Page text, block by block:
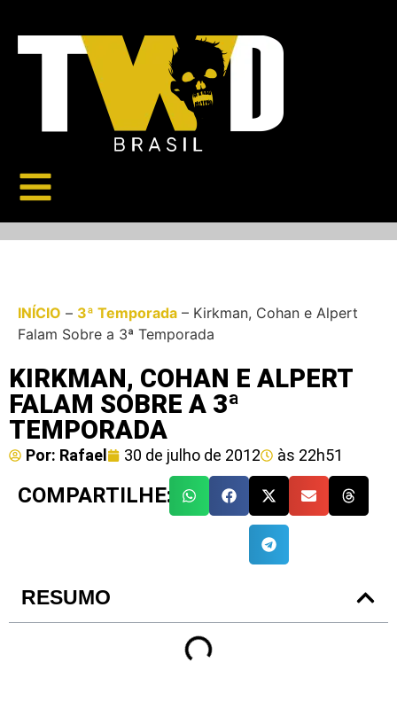
INÍCIO – 3ª Temporada – Kirkman, Cohan e Alpert
Falam Sobre a 3ª Temporada
KIRKMAN, COHAN E ALPERT
FALAM SOBRE A 3ª
TEMPORADA
Por: Rafael 30 de julho de 2012 às 22h51
COMPARTILHE:
RESUMO